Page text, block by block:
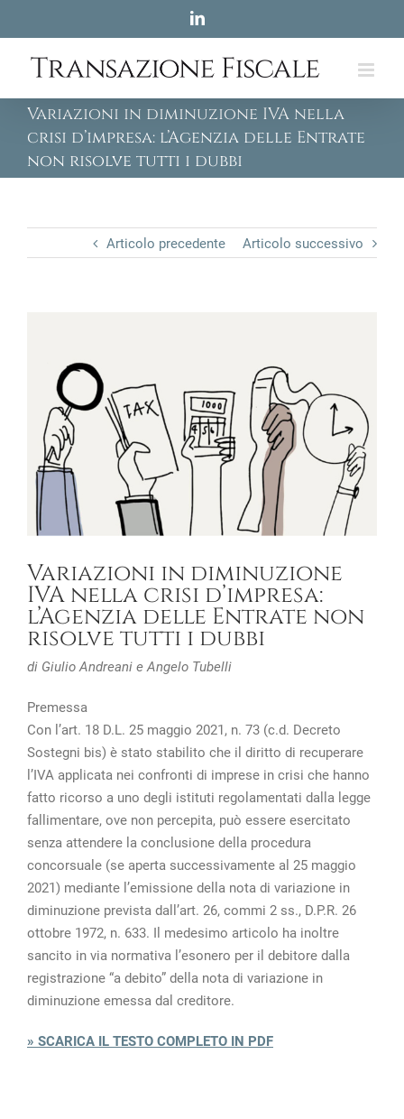
content
LinkedIn
Variazioni in diminuzione IVA nella
crisi d’impresa: l’Agenzia delle Entrate
non risolve tutti i dubbi
Articolo precedente Articolo successivo
Image
Variazioni in diminuzione
IVA nella crisi d’impresa:
l’Agenzia delle Entrate non
risolve tutti i dubbi
di Giulio Andreani e Angelo Tubelli
Premessa
Con l’art. 18 D.L. 25 maggio 2021, n. 73 (c.d. Decreto
Sostegni bis) è stato stabilito che il diritto di recuperare
l’IVA applicata nei confronti di imprese in crisi che hanno
fatto ricorso a uno degli istituti regolamentati dalla legge
fallimentare, ove non percepita, può essere esercitato
senza attendere la conclusione della procedura
concorsuale (se aperta successivamente al 25 maggio
2021) mediante l’emissione della nota di variazione in
diminuzione prevista dall’art. 26, commi 2 ss., D.P.R. 26
ottobre 1972, n. 633. Il medesimo articolo ha inoltre
sancito in via normativa l’esonero per il debitore dalla
registrazione “a debito” della nota di variazione in
diminuzione emessa dal creditore.
» SCARICA IL TESTO COMPLETO IN PDF